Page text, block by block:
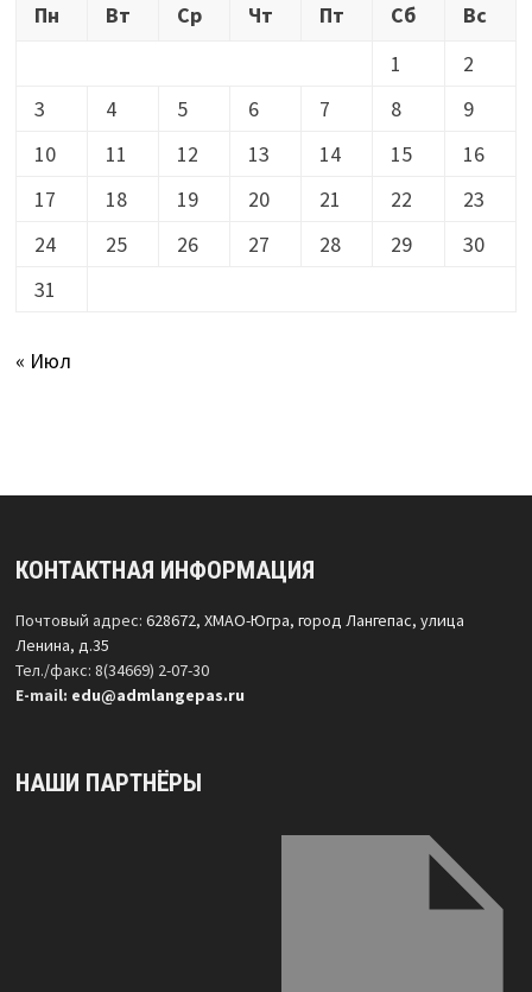
Пн
Вт Ср Чт Пт Сб
Вс
1
2
3
4 5 6 7 8
9
10
11 12 13 14 15
16
17
18 19 20 21 22
23
24
25 26 27 28 29
30
31
« Июл
КОНТАКТНАЯ ИНФОРМАЦИЯ
Почтовый адрес: 628672, ХМАО-Югра, город Лангепас, улица
Ленина, д.35
Тел./факс: 8(34669) 2-07-30
Е-mail: edu@admlangepas.ru
НАШИ ПАРТНЁРЫ